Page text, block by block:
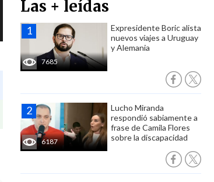
Las + leídas
7685
Expresidente Boric alista
nuevos viajes a Uruguay
y Alemania
6187
Lucho Miranda
respondió sabiamente a
frase de Camila Flores
sobre la discapacidad